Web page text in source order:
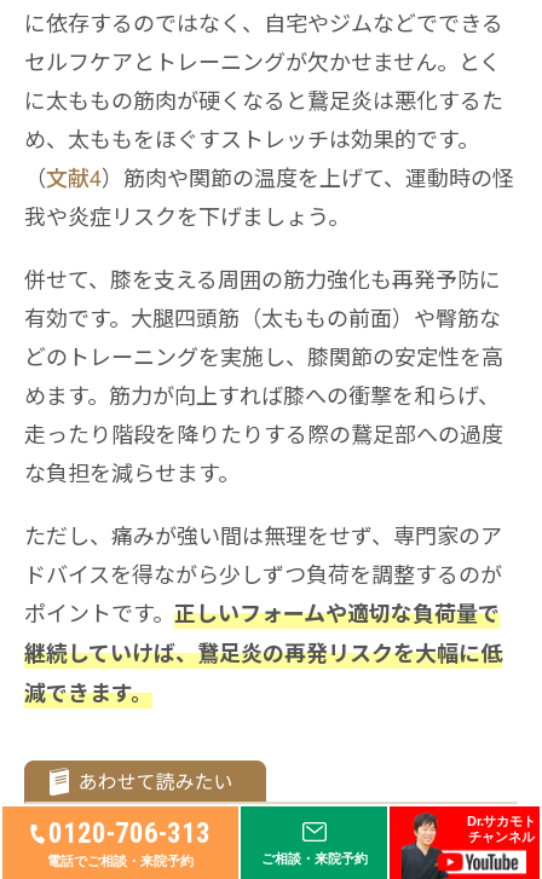
0120-706-313
電話でご相談・来院予約 ご相談・来院予約
Dr.サカモト
チャンネル
に依存するのではなく、自宅やジムなどでできる
セルフケアとトレーニングが欠かせません。とく
に太ももの筋肉が硬くなると鵞足炎は悪化するた
め、太ももをほぐすストレッチは効果的です。
（文献4）筋肉や関節の温度を上げて、運動時の怪
我や炎症リスクを下げましょう。
併せて、膝を支える周囲の筋力強化も再発予防に
有効です。大腿四頭筋（太ももの前面）や臀筋な
どのトレーニングを実施し、膝関節の安定性を高
めます。筋力が向上すれば膝への衝撃を和らげ、
走ったり階段を降りたりする際の鵞足部への過度
な負担を減らせます。
ただし、痛みが強い間は無理をせず、専門家のア
ドバイスを得ながら少しずつ負荷を調整するのが
ポイントです。 正しいフォームや適切な負荷量で
継続していけば、鵞足炎の再発リスクを大幅に低
減できます。
鵞足炎のセルフチェック方法を紹介
｜膝痛の原因を自分で確かめよう